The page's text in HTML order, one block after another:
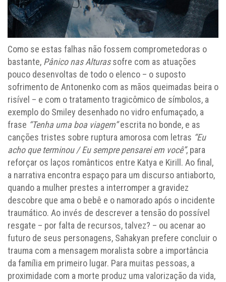
Como se estas falhas não fossem comprometedoras o
bastante, Pânico nas Alturassofre com as atuações
pouco desenvoltas de todo o elenco – o suposto
sofrimento de Antonenko com as mãos queimadas beira o
risível – e com o tratamento tragicômico de símbolos, a
exemplo do Smiley desenhado no vidro enfumaçado, a
frase “Tenha uma boa viagem”escrita no bonde, e as
canções tristes sobre ruptura amorosa com letras “Eu
acho que terminou / Eu sempre pensarei em você”, para
reforçar os laços românticos entre Katya e Kirill. Ao final,
a narrativa encontra espaço para um discurso antiaborto,
quando a mulher prestes a interromper a gravidez
descobre que ama o bebê e o namorado após o incidente
traumático. Ao invés de descrever a tensão do possível
resgate – por falta de recursos, talvez? – ou acenar ao
futuro de seus personagens, Sahakyan prefere concluir o
trauma com a mensagem moralista sobre a importância
da família em primeiro lugar. Para muitas pessoas, a
proximidade com a morte produz uma valorização da vida,